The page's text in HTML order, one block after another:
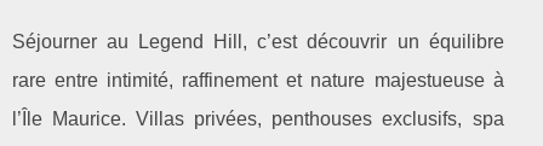
Séjourner au Legend Hill, c’est découvrir un équilibre
rare entre intimité, raffinement et nature majestueuse à
l’Île Maurice. Villas privées, penthouses exclusifs, spa